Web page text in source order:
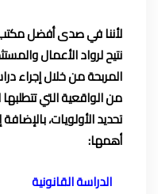
لأننا في صدى أفضل
نتيح لرواد الأعمال
المربحة من خلال إجراء
من الواقعية التي
تحديد الأولويات،
أهمها:
الدراسة القانونية